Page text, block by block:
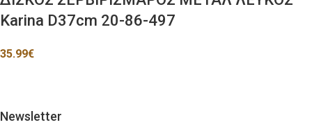
Karina D37cm 20-86-497
35.99€
Newsletter